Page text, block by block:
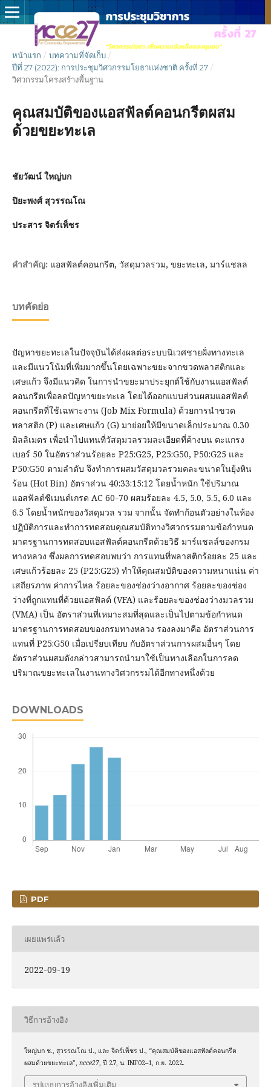
หน้าแรก / บทความที่จัดเก็บ /
ปีที่ 27 (2022): การประชุมวิศวกรรมโยธาแห่งชาติ ครั้งที่ 27 /
วิศวกรรมโครงสร้างพื้นฐาน
คุณสมบัติของแอสฟัลต์คอนกรีตผสม
ด้วยขยะทะเล
ชัยวัฒน์ ใหญ่บก
ปิยะพงศ์ สุวรรณโณ
ประสาร จิตร์เพ็ชร
คำสำคัญ: แอสฟัลต์คอนกรีต, วัสดุมวลรวม, ขยะทะเล, มาร์แชลล
บทคัดย่อ
ปัญหาขยะทะเลในปัจจุบันได้ส่งผลต่อระบบนิเวศชายฝั่งทางทะเล
และมีแนวโน้มที่เพิ่มมากขึ้นโดยเฉพาะขยะจากขวดพลาสติกและ
เศษแก้ว จึงมีแนวคิด ในการนำขยะมาประยุกต์ใช้กับงานแอสฟัลต์
คอนกรีตเพื่อลดปัญหาขยะทะเล โดยได้ออกแบบส่วนผสมแอสฟัลต์
คอนกรีตที่ใช้เฉพาะงาน (Job Mix Formula) ด้วยการนำขวด
พลาสติก (P) และเศษแก้ว (G) มาย่อยให้มีขนาดเล็กประมาณ 0.30
มิลลิเมตร เพื่อนำไปแทนที่วัสดุมวลรวมละเอียดที่ค้างบน ตะแกรง
เบอร์ 50 ในอัตราส่วนร้อยละ P25:G25, P25:G50, P50:G25 และ
P50:G50 ตามลำดับ จึงทำการผสมวัสดุมวลรวมคละขนาดในยุ้งหิน
ร้อน (Hot Bin) อัตราส่วน 40:33:15:12 โดยน้ำหนัก ใช้ปริมาณ
แอสฟัลต์ซีเมนต์เกรด AC 60-70 ผสมร้อยละ 4.5, 5.0, 5.5, 6.0 และ
6.5 โดยน้ำหนักของวัสดุมวล รวม จากนั้น จัดทำก้อนตัวอย่างในห้อง
ปฏิบัติการและทำการทดสอบคุณสมบัติทางวิศวกรรมตามข้อกำหนด
มาตรฐานการทดสอบแอสฟัลต์คอนกรีตด้วยวิธี มาร์แชลล์ของกรม
ทางหลวง ซึ่งผลการทดสอบพบว่า การแทนที่พลาสติกร้อยละ 25 และ
เศษแก้วร้อยละ 25 (P25:G25) ทำให้คุณสมบัติของความหนาแน่น ค่า
เสถียรภาพ ค่าการไหล ร้อยละของช่องว่างอากาศ ร้อยละของช่อง
ว่างที่ถูกแทนที่ด้วยแอสฟัลต์ (VFA) และร้อยละของช่องว่างมวลรวม
(VMA) เป็น อัตราส่วนที่เหมาะสมที่สุดและเป็นไปตามข้อกำหนด
มาตรฐานการทดสอบของกรมทางหลวง รองลงมาคือ อัตราส่วนการ
แทนที่ P25:G50 เมื่อเปรียบเทียบ กับอัตราส่วนการผสมอื่นๆ โดย
อัตราส่วนผสมดังกล่าวสามารถนำมาใช้เป็นทางเลือกในการลด
ปริมาณขยะทะเลในงานทางวิศวกรรมได้อีกทางหนึ่งด้วย
DOWNLOADS
PDF
เผยแพร่แล้ว
2022-09-19
วิธีการอ้างอิง
ใหญ่บก ช., สุวรรณโณ ป., และ จิตร์เพ็ชร ป., “คุณสมบัติของแอสฟัลต์คอนกรีต
ผสมด้วยขยะทะเล”, ncce27, ปี 27, น. INF02–1, ก.ย. 2022.
รูปแบบการอ้างอิงเพิ่มเติม